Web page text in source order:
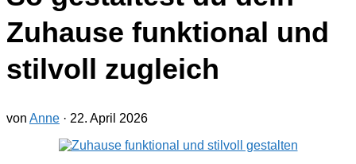
Zuhause funktional und
stilvoll zugleich
von Anne · 22. April 2026